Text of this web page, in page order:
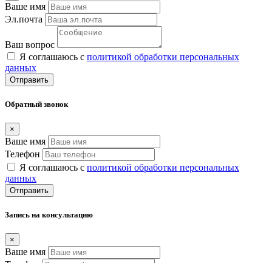
Ваше имя
Эл.почта
Ваш вопрос
Я соглашаюсь с политикой обработки персональных
данных
Отправить
Обратный звонок
×
Ваше имя
Телефон
Я соглашаюсь с политикой обработки персональных
данных
Отправить
Запись на консультацию
×
Ваше имя